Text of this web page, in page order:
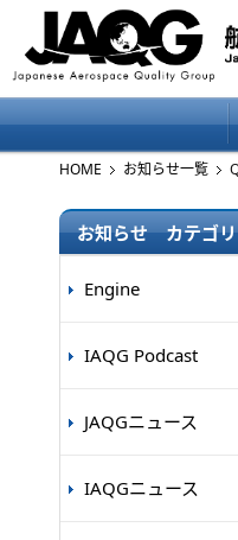
HOME お知らせ一覧
お知らせ カテゴリ
Engine
IAQG Podcast
JAQGニュース
IAQGニュース